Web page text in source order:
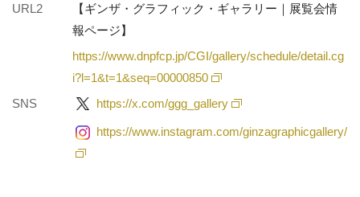
URL2
【ギンザ・グラフィック・ギャラリー｜展覧会情
報ページ】
https://www.dnpfcp.jp/CGI/gallery/schedule/detail.cg
i?l=1&t=1&seq=00000850
SNS
https://x.com/ggg_gallery
https://www.instagram.com/ginzagraphicgallery/